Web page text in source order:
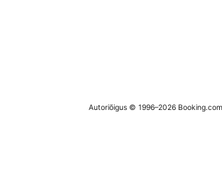
Autoriõigus © 1996–2026